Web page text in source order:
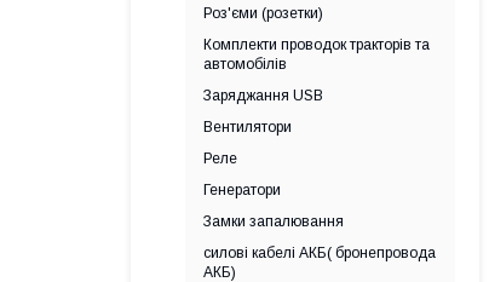
Роз'єми (розетки)
Комплекти проводок тракторів та
автомобілів
Заряджання USB
Вентилятори
Реле
Генератори
Замки запалювання
силові кабелі АКБ( бронепровода
АКБ)